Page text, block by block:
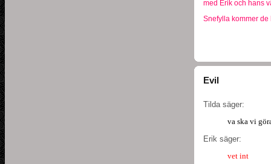
med Erik och hans
Snefylla kommer
Evil
Tilda säger:
va ska vi
Erik säger:
vet int